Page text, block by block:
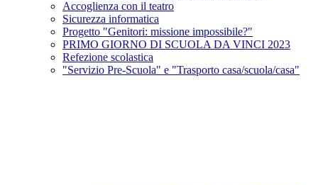
Accoglienza con il teatro
Sicurezza informatica
Progetto "Genitori: missione impossibile?"
PRIMO GIORNO DI SCUOLA DA VINCI 2023
Refezione scolastica
"Servizio Pre-Scuola" e "Trasporto casa/scuola/casa"